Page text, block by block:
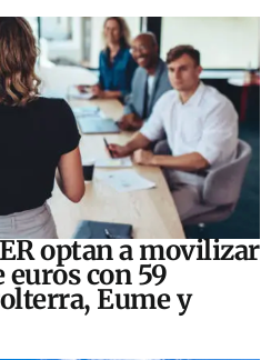
optan a movilizar
con 59
Eume y